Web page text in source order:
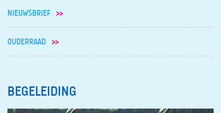
NIEUWSBRIEF
OUDERRAAD
BEGELEIDING